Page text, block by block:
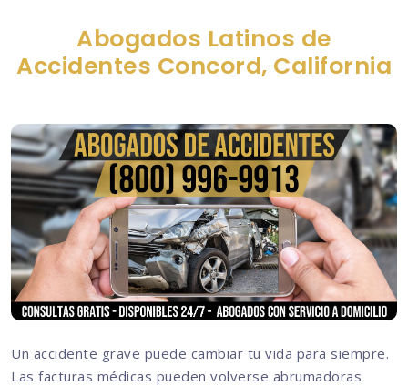
Abogados Latinos de
Accidentes Concord, California
Un accidente grave puede cambiar tu vida para siempre.
Las facturas médicas pueden volverse abrumadoras